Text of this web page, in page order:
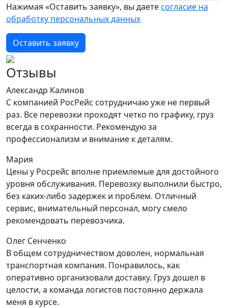
Нажимая «Оставить заявку», вы даетесогласие на
обработку персональных данных
Оставить заявку
Отзывы
Александр Калинов
С компанией РосРейс сотрудничаю уже не первый
раз. Все перевозки проходят четко по графику, груз
всегда в сохранности. Рекомендую за
профессионализм и внимание к деталям.
Мария
Цены у Росрейс вполне приемлемые для достойного
уровня обслуживания. Перевозку выполнили быстро,
без каких-либо задержек и проблем. Отличный
сервис, внимательный персонал, могу смело
рекомендовать перевозчика.
Олег Сенченко
В общем сотрудничеством доволен, нормальная
транспортная компания. Понравилось, как
оперативно организовали доставку. Груз дошел в
целости, а команда логистов постоянно держала
меня в курсе.